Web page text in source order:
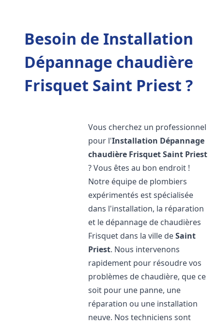
Besoin de Installation
Dépannage chaudière
Frisquet Saint Priest ?
Vous cherchez un professionnel
pour l'Installation Dépannage
chaudière FrisquetSaint Priest
? Vous êtes au bon endroit !
Notre équipe de plombiers
expérimentés est spécialisée
dans l'installation, la réparation
et le dépannage de chaudières
Frisquet dans la ville deSaint
Priest. Nous intervenons
rapidement pour résoudre vos
problèmes de chaudière, que ce
soit pour une panne, une
réparation ou une installation
neuve. Nos techniciens sont